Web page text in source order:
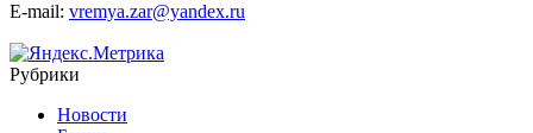
E-mail: vremya.zar@yandex.ru
Рубрики
Новости